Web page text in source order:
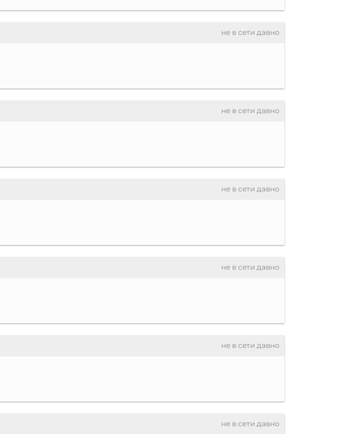
не в сети давно
не в сети давно
не в сети давно
не в сети давно
не в сети давно
не в сети давно